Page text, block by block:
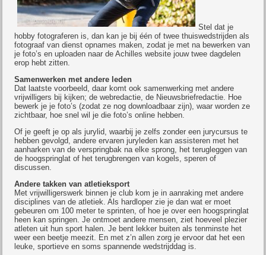
Stel dat je
hobby fotograferen is, dan kan je bij één of twee thuiswedstrijden als
fotograaf van dienst opnames maken, zodat je met na bewerken van
je foto’s en uploaden naar de Achilles website jouw twee dagdelen
erop hebt zitten.
Samenwerken met andere leden
Dat laatste voorbeeld, daar komt ook samenwerking met andere
vrijwilligers bij kijken; de webredactie, de Nieuwsbriefredactie. Hoe
bewerk je je foto’s (zodat ze nog downloadbaar zijn), waar worden ze
zichtbaar, hoe snel wil je die foto’s online hebben.
Of je geeft je op als jurylid, waarbij je zelfs zonder een jurycursus te
hebben gevolgd, andere ervaren juryleden kan assisteren met het
aanharken van de verspringbak na elke sprong, het terugleggen van
de hoogspringlat of het terugbrengen van kogels, speren of
discussen.
Andere takken van atletieksport
Met vrijwilligerswerk binnen je club kom je in aanraking met andere
disciplines van de atletiek. Als hardloper zie je dan wat er moet
gebeuren om 100 meter te sprinten, of hoe je over een hoogspringlat
heen kan springen. Je ontmoet andere mensen, ziet hoeveel plezier
atleten uit hun sport halen. Je bent lekker buiten als tenminste het
weer een beetje meezit. En met z’n allen zorg je ervoor dat het een
leuke, sportieve en soms spannende wedstrijddag is.